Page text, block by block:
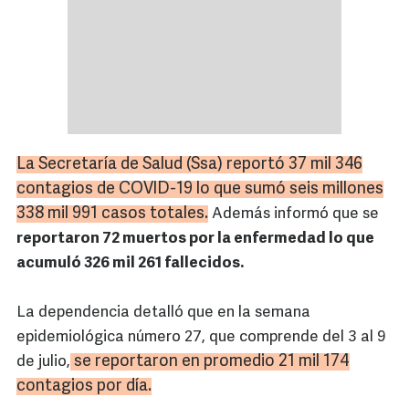
La Secretaría de Salud (Ssa) reportó 37 mil 346
contagios de COVID-19 lo que sumó seis millones
338 mil 991 casos totales. Además informó que se
reportaron 72 muertos por la enfermedad lo que
acumuló 326 mil 261 fallecidos.
La dependencia detalló que en la semana
epidemiológica número 27, que comprende del 3 al 9
de julio, se reportaron en promedio 21 mil 174
contagios por día.